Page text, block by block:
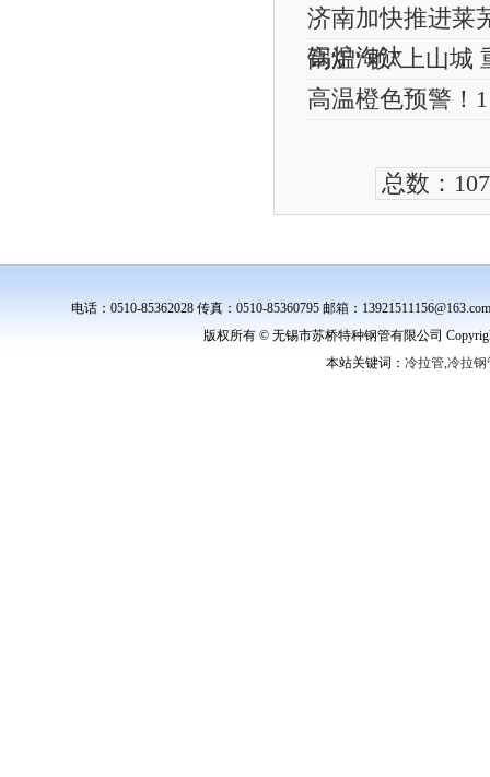
济南加快推进莱
锅炉淘汰
高温“赖”上山城
高温橙色预警！
总数：107
电话：0510-85362028 传真：0510-85360795 邮箱：
版权所有 © 无锡市苏桥特种钢管有限公司
本站关键词： 冷拉管,冷拉